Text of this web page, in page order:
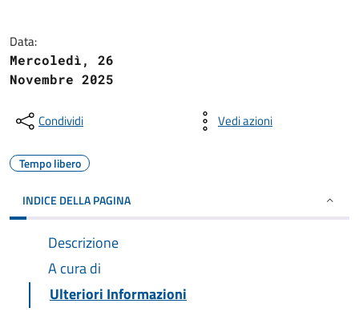
Data:
Mercoledì, 26
Novembre 2025
Condividi Vedi azioni
Tempo libero
INDICE DELLA PAGINA
Descrizione
A cura di
Ulteriori Informazioni